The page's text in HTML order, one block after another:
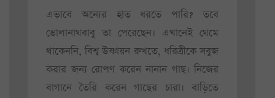
এভাবে অন্যের হাত ধরতে পারি? তবে
ভোলানাথবাবু তা পেরেছেন। এখানেই থেমে
থাকেননি, বিশ্ব উষ্ণায়ন রুখতে, ধরিত্রীকে সবুজ
করার জন্য রোপণ করেন নানান গাছ। নিজের
বাগানে তৈরি করেন গাছের চারা। বাড়িতে